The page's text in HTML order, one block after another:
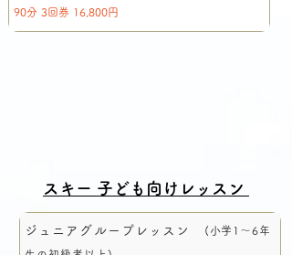
90分 3回券 16,800円
スキー 子ども向けレッスン
ジュニアグループレッスン (小学1～6年